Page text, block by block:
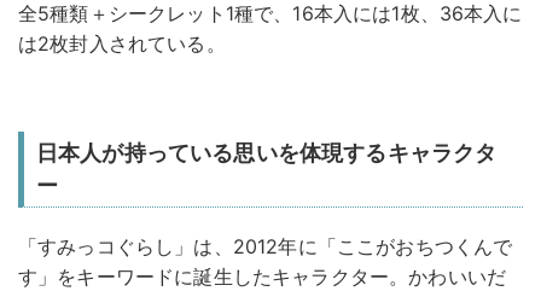
全5種類＋シークレット1種で、16本入には1枚、36本入に
は2枚封入されている。
日本人が持っている思いを体現するキャラクタ
ー
「すみっコぐらし」は、2012年に「ここがおちつくんで
す」をキーワードに誕生したキャラクター。かわいいだ